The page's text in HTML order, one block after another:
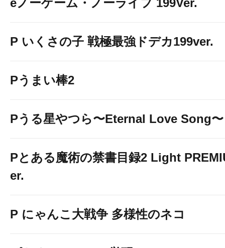
eノーゲーム・ノーライフ 199Ver.
P いくさの子 戦極最強ドデカ199ver.
Pうまい棒2
Pうる星やつら〜Eternal Love Song〜
Pとある魔術の禁書目録2 Light
er.
P にゃんこ大戦争 多様性のネコ